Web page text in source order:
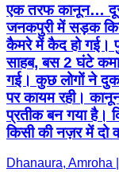
एक तरफ कानून…
जनकपुरी में सड़क
कैमरे में कैद हो गई।
साहब, बस 2 घंटे
गई। कुछ लोगों ने
पर कायम रही।
प्रतीक बन गया है।
किसी की नज़र में दो
Dhanaura, Amroha